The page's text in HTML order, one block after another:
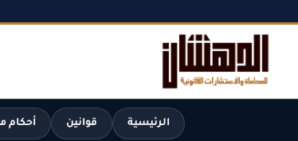
الرئيسية قوانين أحكام